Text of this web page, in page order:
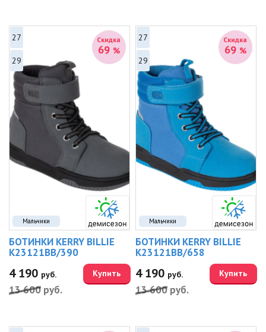
Мальчики
Скидка
69 %
27
29
БОТИНКИ KERRY BILLIE
K23121BB/390
4 190 руб.
13 600 руб.
Купить
Мальчики
Скидка
69 %
27
29
БОТИНКИ KERRY BILLIE
K23121BB/658
4 190 руб.
13 600 руб.
Купить